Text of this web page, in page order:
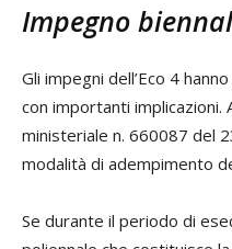
Impegno
Gli impegni dell’Eco 4
con importanti implicazioni.
ministeriale n. 660087 del
modalità di adempimento
Se durante il periodo di